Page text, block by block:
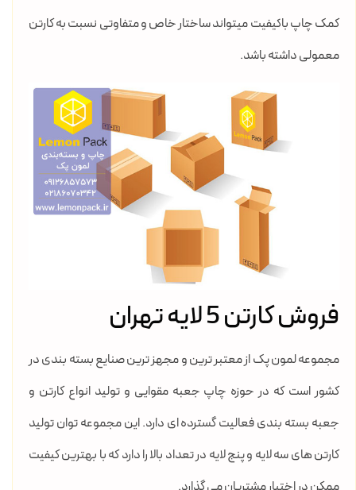
کمک چاپ باکیفیت میتواند ساختار خاص و متفاوتی نسبت به کارتن
معمولی داشته باشد.
فروش کارتن 5 لایه تهران
مجموعه لمون پک از معتبر ترین و مجهز ترین صنایع بسته بندی در
کشور است که در حوزه چاپ جعبه مقوایی و تولید انواع کارتن و
جعبه بسته بندی فعالیت گسترده ای دارد. این مجموعه توان تولید
کارتن های سه لایه و پنج لایه در تعداد بالا را دارد که با بهترین کیفیت